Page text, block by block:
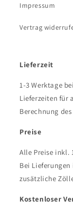
Impressum
Vertrag
Lieferzeit
1-3 Werktage
Lieferzeiten für
Berechnung
Preise
Alle Preise inkl.
Bei
zusätzliche
Kostenloser